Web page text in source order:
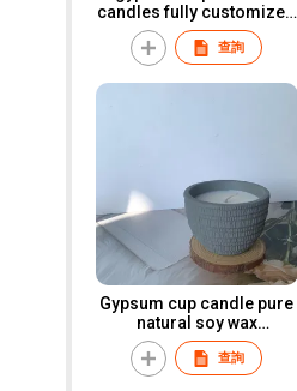
candles fully customized
service
查詢
Gypsum cup candle pure
natural soy wax
aromatherapy candle can
be customized.
查詢